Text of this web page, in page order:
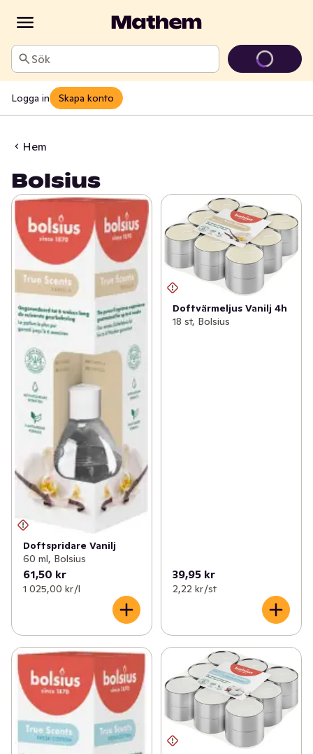
Sök
Logga in Skapa konto
Hem
Bolsius
Doftspridare Vanilj
60 ml, Bolsius
61,50 kr
1 025,00 kr /l
Doftvärmeljus Vanilj 4h
18 st, Bolsius
39,95 kr
2,22 kr /st